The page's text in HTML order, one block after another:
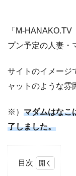
「M-
プン予定の人妻・
サイトのイメージ
ャットのような雰
※） マダムはなこ
了しました。
目次